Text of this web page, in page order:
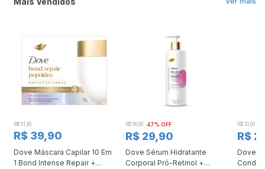
R$ 61,90
R$ 39,90
Dove Máscara Capilar 10 Em
1 Bond Intense Repair +
R$ 56,90 47% OFF
R$ 29,90
Dove Sérum Hidratante
Corporal Pró-Retinol +
R$ 33,90
R$
Dove